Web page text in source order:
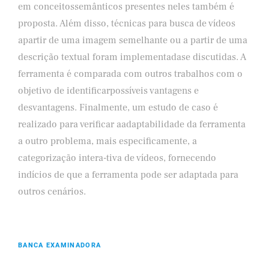
em conceitossemânticos presentes neles também é
proposta. Além disso, técnicas para busca de vídeos
apartir de uma imagem semelhante ou a partir de uma
descrição textual foram implementadase discutidas. A
ferramenta é comparada com outros trabalhos com o
objetivo de identificarpossíveis vantagens e
desvantagens. Finalmente, um estudo de caso é
realizado para verificar aadaptabilidade da ferramenta
a outro problema, mais especificamente, a
categorização intera-tiva de vídeos, fornecendo
indícios de que a ferramenta pode ser adaptada para
outros cenários.
BANCA EXAMINADORA